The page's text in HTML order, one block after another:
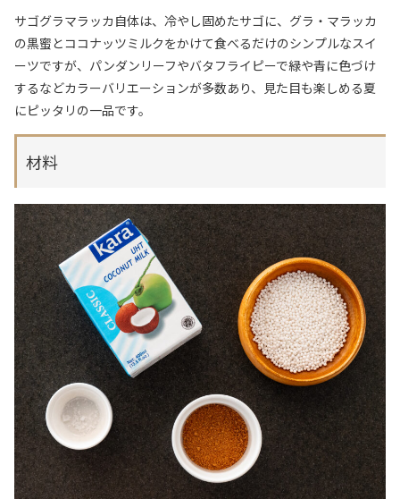
サゴグラマラッカ自体は、冷やし固めたサゴに、グラ・マラッカ
の黒蜜とココナッツミルクをかけて食べるだけのシンプルなスイ
ーツですが、パンダンリーフやバタフライピーで緑や青に色づけ
するなどカラーバリエーションが多数あり、見た目も楽しめる夏
にピッタリの一品です。
材料